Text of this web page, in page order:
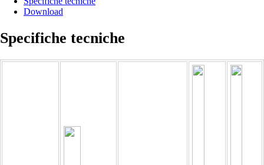
Download
Specifiche tecniche